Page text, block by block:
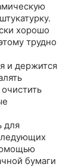
хорошо
трудно
и держится
для
бумаги